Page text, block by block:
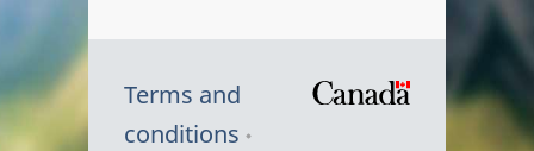
Terms and
conditions